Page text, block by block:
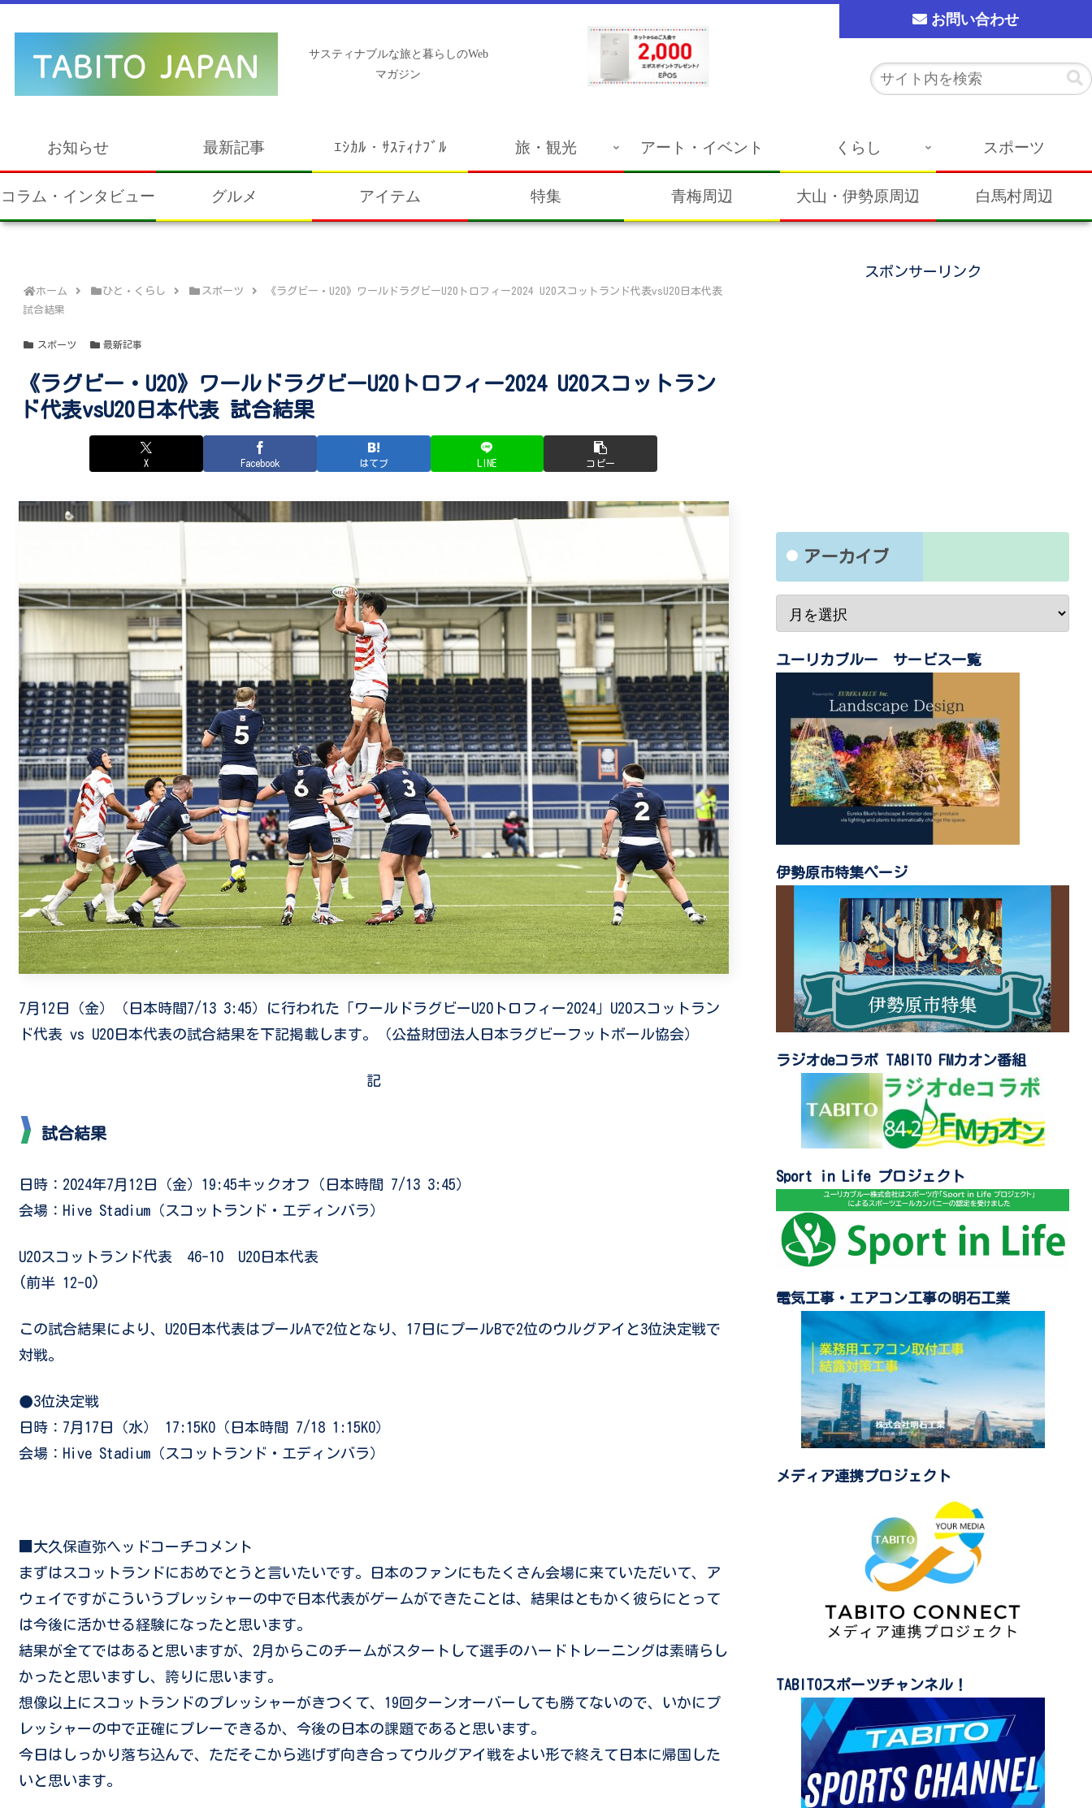
サスティナブルな旅と暮らしのWeb
マガジン
お問い合わせ
お知らせ 最新記事 ｴｼｶﾙ・ｻｽﾃｨﾅﾌﾞﾙ 旅・観光 アート・イベント くらし スポーツ
コラム・インタビュー グルメ アイテム 特集 青梅周辺 大山・伊勢原周辺 白馬村周辺
ホーム ひと・くらし スポーツ
《ラグビー・U20》ワールドラグビーU20トロフィー2024 U20スコットランド代表vsU20日本代表
試合結果
スポーツ 最新記事
《ラグビー・U20》ワールドラグビーU20トロフィー2024 U20スコットラン
ド代表vsU20日本代表 試合結果
X Facebook はてブ LINE コピー
7月12日（金）（日本時間7/13 3:45）に行われた「ワールドラグビーU20トロフィー2024」U20スコットラン
ド代表 vs U20日本代表の試合結果を下記掲載します。（公益財団法人日本ラグビーフットボール協会）
記
試合結果
日時：2024年7月12日（金）19:45キックオフ（日本時間 7/13 3:45）
会場：Hive Stadium（スコットランド・エディンバラ）
U20スコットランド代表 46-10 U20日本代表
(前半 12-0)
この試合結果により、U20日本代表はプールAで2位となり、17日にプールBで2位のウルグアイと3位決定戦で
対戦。
●3位決定戦
日時：7月17日（水） 17:15KO（日本時間 7/18 1:15KO）
会場：Hive Stadium（スコットランド・エディンバラ）
■大久保直弥ヘッドコーチコメント
まずはスコットランドにおめでとうと言いたいです。日本のファンにもたくさん会場に来ていただいて、ア
ウェイですがこういうプレッシャーの中で日本代表がゲームができたことは、結果はともかく彼らにとって
は今後に活かせる経験になったと思います。
結果が全てではあると思いますが、2月からこのチームがスタートして選手のハードトレーニングは素晴らし
かったと思いますし、誇りに思います。
想像以上にスコットランドのプレッシャーがきつくて、19回ターンオーバーしても勝てないので、いかにプ
レッシャーの中で正確にプレーできるか、今後の日本の課題であると思います。
今日はしっかり落ち込んで、ただそこから逃げず向き合ってウルグアイ戦をよい形で終えて日本に帰国した
いと思います。
スポンサーリンク
アーカイブ
ユーリカブルー サービス一覧
伊勢原市特集ページ
ラジオdeコラボ TABITO FMカオン番組
Sport in Life プロジェクト
電気工事・エアコン工事の明石工業
メディア連携プロジェクト
TABITOスポーツチャンネル！